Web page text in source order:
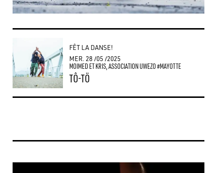
FÊT LA DANSE!
MERCREDI
MER. 28 MAI
/05 /2025
MOIMED ET KRIS, ASSOCIATION UWEZO #MAYOTTE
TÔ-TÖ